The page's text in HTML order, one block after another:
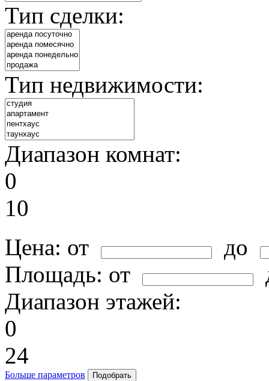
Тип сделки:
Тип недвижимости:
Диапазон комнат:
0
10
Цена: от
до
Площадь: от
Диапазон этажей:
0
24
Больше параметров